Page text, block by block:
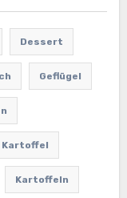
Dessert
Geflügel
Kartoffel
Kartoffeln